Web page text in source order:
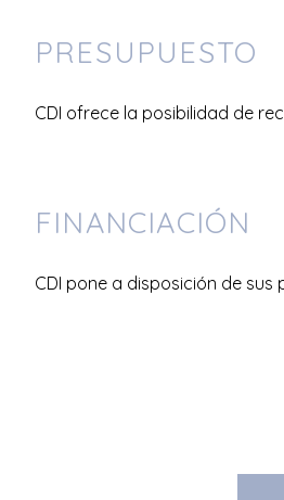
PRESUPUESTO
CDI ofrece la posibilidad de
FINANCIACIÓN
CDI pone a disposición de sus